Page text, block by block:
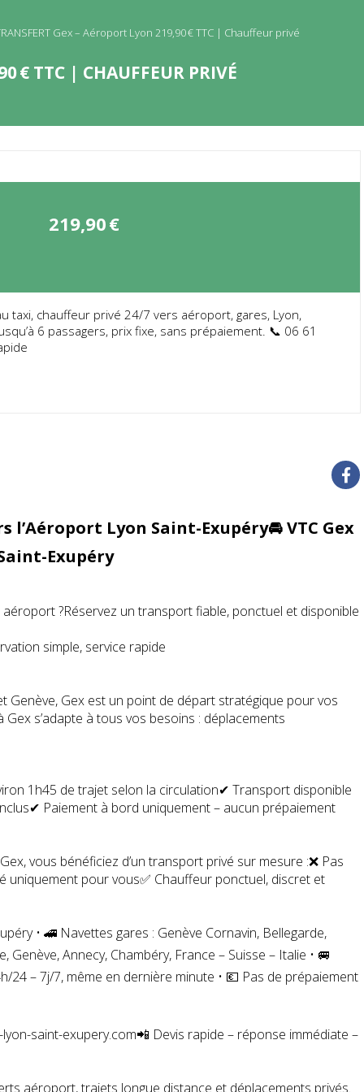
Gex – Aéroport Lyon 219,90 € TTC | Chauffeur privé
€ TTC | CHAUFFEUR PRIVÉ
219,90€
taxi, chauffeur privé 24/7 vers aéroport, gares, Lyon,
6 passagers, prix fixe, sans prépaiement. 📞 06 61
l’Aéroport Lyon Saint-Exupéry🚘 VTC Gex
Exupéry
?Réservez un transport fiable, ponctuel et disponible
simple, service rapide
Genève, Gex est un point de départ stratégique pour vos
s’adapte à tous vos besoins : déplacements
1h45 de trajet selon la circulation✔ Transport disponible
Paiement à bord uniquement – aucun prépaiement
vous bénéficiez d’un transport privé sur mesure :❌ Pas
uniquement pour vous✅ Chauffeur ponctuel, discret et
• 🚄 Navettes gares : Genève Cornavin, Bellegarde,
Annecy, Chambéry, France – Suisse – Italie • 🚐
– 7j/7, même en dernière minute • 💶 Pas de prépaiement
saint-exupery.com📲 Devis rapide – réponse immédiate –
aéroport, trajets longue distance et déplacements privés.